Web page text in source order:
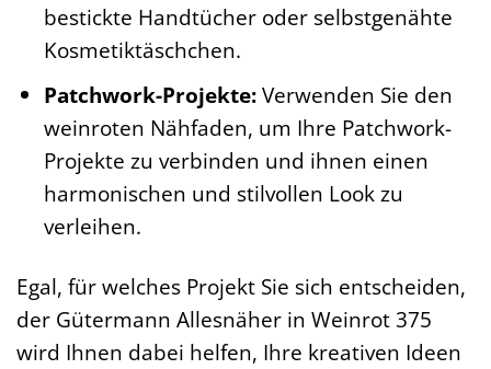
bestickte Handtücher oder selbstgenähte
Kosmetiktäschchen.
Patchwork-Projekte:Verwenden Sie den
weinroten Nähfaden, um Ihre Patchwork-
Projekte zu verbinden und ihnen einen
harmonischen und stilvollen Look zu
verleihen.
Egal, für welches Projekt Sie sich entscheiden,
der Gütermann Allesnäher in Weinrot 375
wird Ihnen dabei helfen, Ihre kreativen Ideen